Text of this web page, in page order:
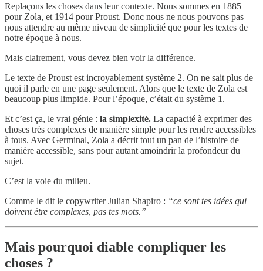
Replaçons les choses dans leur contexte. Nous sommes en 1885
pour Zola, et 1914 pour Proust. Donc nous ne nous pouvons pas
nous attendre au même niveau de simplicité que pour les textes de
notre époque à nous.
Mais clairement, vous devez bien voir la différence.
Le texte de Proust est incroyablement système 2. On ne sait plus de
quoi il parle en une page seulement. Alors que le texte de Zola est
beaucoup plus limpide. Pour l’époque, c’était du système 1.
Et c’est ça, le vrai génie : la simplexité. La capacité à exprimer des
choses très complexes de manière simple pour les rendre accessibles
à tous. Avec Germinal, Zola a décrit tout un pan de l’histoire de
manière accessible, sans pour autant amoindrir la profondeur du
sujet.
C’est la voie du milieu.
Comme le dit le copywriter Julian Shapiro : “ce sont tes idées qui
doivent être complexes, pas tes mots.”
Mais pourquoi diable compliquer les
choses ?